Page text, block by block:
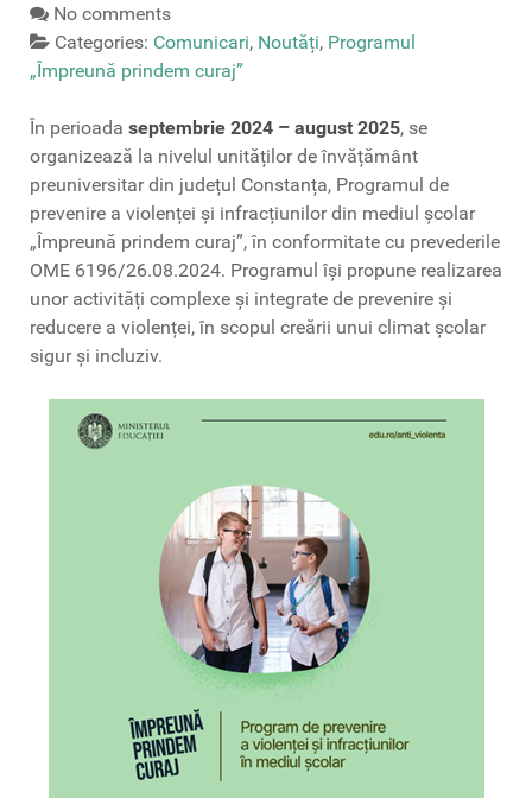
No comments
Categories: Comunicari, Noutăți, Programul
„Împreună prindem curaj”
În perioada septembrie 2024 – august 2025, se
organizează la nivelul unităților de învățământ
preuniversitar din județul Constanța, Programul de
prevenire a violenței și infracțiunilor din mediul școlar
„Împreună prindem curaj”, în conformitate cu prevederile
OME 6196/26.08.2024. Programul își propune realizarea
unor activități complexe și integrate de prevenire și
reducere a violenței, în scopul creării unui climat școlar
sigur și incluziv.